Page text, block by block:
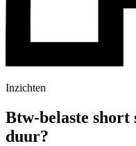
Inzichten
Btw-belaste
duur?